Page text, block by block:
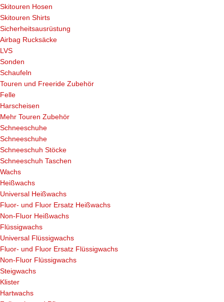
Skitouren Hosen
Skitouren Shirts
Sicherheitsausrüstung
Airbag Rucksäcke
LVS
Sonden
Schaufeln
Touren und Freeride Zubehör
Felle
Harscheisen
Mehr Touren Zubehör
Schneeschuhe
Schneeschuhe
Schneeschuh Stöcke
Schneeschuh Taschen
Wachs
Heißwachs
Universal Heißwachs
Fluor- und Fluor Ersatz Heißwachs
Non-Fluor Heißwachs
Flüssigwachs
Universal Flüssigwachs
Fluor- und Fluor Ersatz Flüssigwachs
Non-Fluor Flüssigwachs
Steigwachs
Klister
Hartwachs